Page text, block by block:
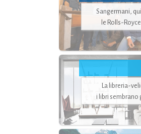
Sangermani,
le Rolls-
La libreria-
i libri sembrano